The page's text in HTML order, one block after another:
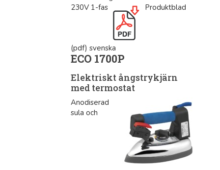
230V 1-fas
Produktblad
(pdf) svenska
ECO 1700P
Elektriskt ångstrykjärn
med termostat
Anodiserad
sula och